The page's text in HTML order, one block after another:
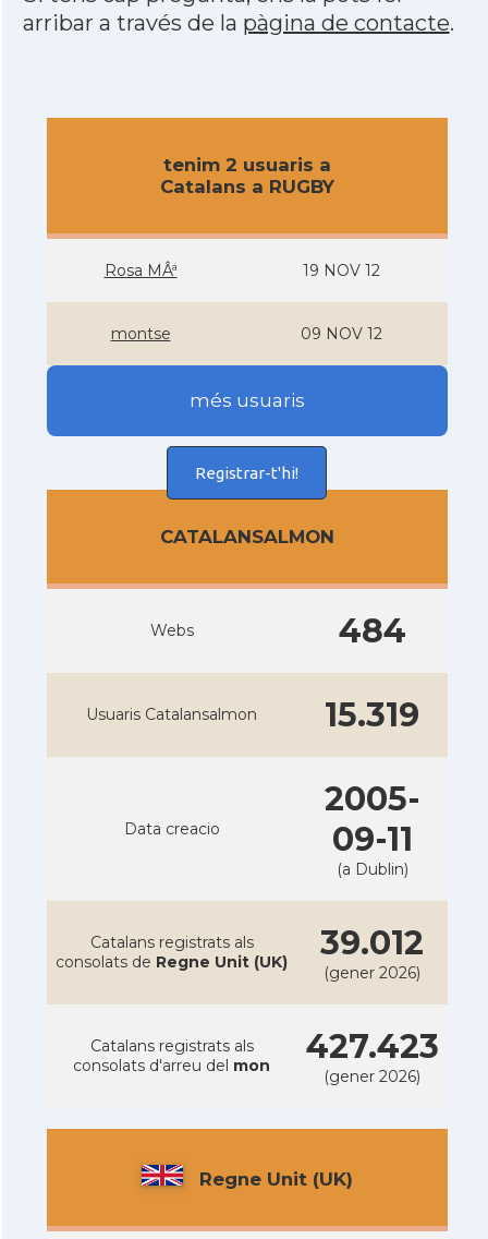
arribar a través de la pàgina de contacte.
tenim 2 usuaris a
Catalans a RUGBY
Rosa MÂª 19 NOV 12
montse 09 NOV 12
més usuaris
Registrar-t'hi!
CATALANSALMON
Webs 484
Usuaris Catalansalmon 15.319
Data creacio
2005-
09-11
(a Dublin)
Catalans registrats als
consolats de Regne Unit (UK) 39.012
(gener 2026)
Catalans registrats als
consolats d'arreu del mon 427.423
(gener 2026)
Regne Unit (UK)